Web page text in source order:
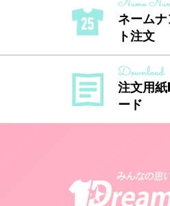
ネーム
ト注文
注文用紙
ード